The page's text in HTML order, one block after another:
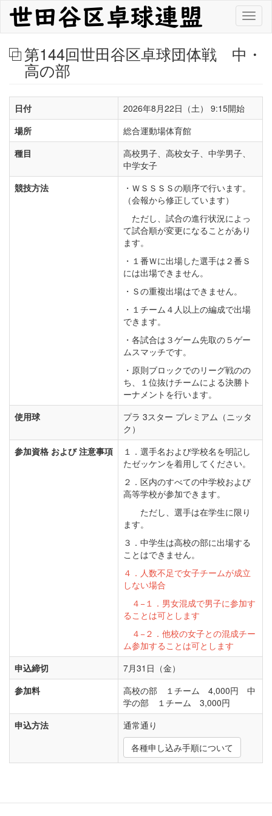
ン
第144回世田谷区卓球団体戦 中・
高の部
日付
2026年8月22日（土） 9:15開始
場所
総合運動場体育館
種目
高校男子、高校女子、中学男子、
中学女子
競技方法
・ＷＳＳＳＳの順序で行います。
（会報から修正しています）
ただし、試合の進行状況によっ
て試合順が変更になることがあり
ます。
・１番Ｗに出場した選手は２番Ｓ
には出場できません。
・Ｓの重複出場はできません。
・１チーム４人以上の編成で出場
できます。
・各試合は３ゲーム先取の５ゲー
ムスマッチです。
・原則ブロックでのリーグ戦のの
ち、１位抜けチームによる決勝ト
ーナメントを行います。
使用球
プラ 3スター プレミアム（ニッタ
ク）
参加資格 および 注意事項
１．選手名および学校名を明記し
たゼッケンを着用してください。
２．区内のすべての中学校および
高等学校が参加できます。
ただし、選手は在学生に限り
ます。
３．中学生は高校の部に出場する
ことはできません。
４．人数不足で女子チームが成立
しない場合
４−１．男女混成で男子に参加す
ることは可とします
４−２．他校の女子との混成チー
ム参加することは可とします
申込締切
7月31日（金）
参加料
高校の部 １チーム 4,000円 中
学の部 １チーム 3,000円
申込方法
通常通り
各種申し込み手順について